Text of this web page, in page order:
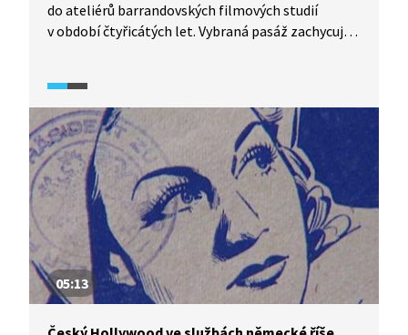
do ateliérů barrandovských filmových studií
v období čtyřicátých let. Vybraná pasáž zachycuje
Seriál je fikce.
05:13